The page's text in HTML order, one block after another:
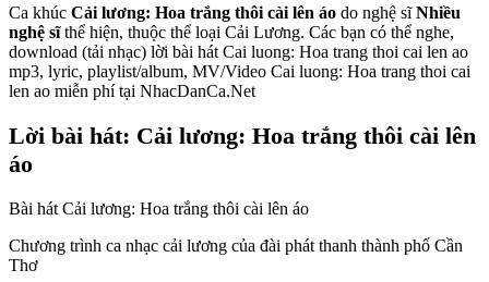
Ca khúc Cải lương: Hoa trắng thôi cài lên áo do nghệ sĩNhiều
nghệ sĩthể hiện, thuộc thể loại Cải Lương. Các bạn có thể nghe,
download (tải nhạc) lời bài hát Cai luong: Hoa trang thoi cai len ao
mp3, lyric, playlist/album, MV/Video Cai luong: Hoa trang thoi cai
len ao miễn phí tại NhacDanCa.Net
Lời bài hát: Cải lương: Hoa trắng thôi cài lên
áo
Bài hát Cải lương: Hoa trắng thôi cài lên áo
Chương trình ca nhạc cải lương của đài phát thanh thành phố Cần
Thơ